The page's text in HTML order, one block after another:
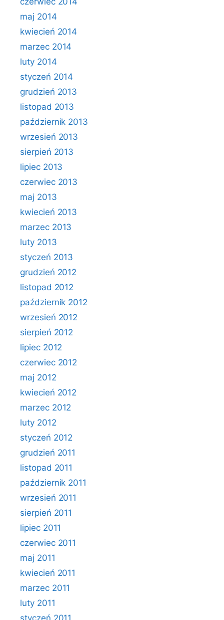
maj 2014
kwiecień 2014
marzec 2014
luty 2014
styczeń 2014
grudzień 2013
listopad 2013
październik 2013
wrzesień 2013
sierpień 2013
lipiec 2013
czerwiec 2013
maj 2013
kwiecień 2013
marzec 2013
luty 2013
styczeń 2013
grudzień 2012
listopad 2012
październik 2012
wrzesień 2012
sierpień 2012
lipiec 2012
czerwiec 2012
maj 2012
kwiecień 2012
marzec 2012
luty 2012
styczeń 2012
grudzień 2011
listopad 2011
październik 2011
wrzesień 2011
sierpień 2011
lipiec 2011
czerwiec 2011
maj 2011
kwiecień 2011
marzec 2011
luty 2011
styczeń 2011